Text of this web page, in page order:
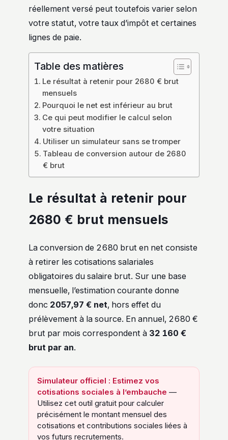
réellement versé peut toutefois varier selon
votre statut, votre taux d’impôt et certaines
lignes de paie.
Table des matières
Le résultat à retenir pour 2680 € brut
mensuels
Pourquoi le net est inférieur au brut
Ce qui peut modifier le calcul selon
votre situation
Utiliser un simulateur sans se tromper
Tableau de conversion autour de 2680
€ brut
Le résultat à retenir pour
2680 € brut mensuels
La conversion de 2680 brut en net consiste
à retirer les cotisations salariales
obligatoires du salaire brut. Sur une base
mensuelle, l’estimation courante donne
donc 2057,97 € net, hors effet du
prélèvement à la source. En annuel, 2680 €
brut par mois correspondent à 32 160 €
brut par an.
Simulateur officiel : Estimez vos
cotisations sociales à l’embauche —
Utilisez cet outil gratuit pour calculer
précisément le montant mensuel des
cotisations et contributions sociales liées à
vos futurs recrutements.